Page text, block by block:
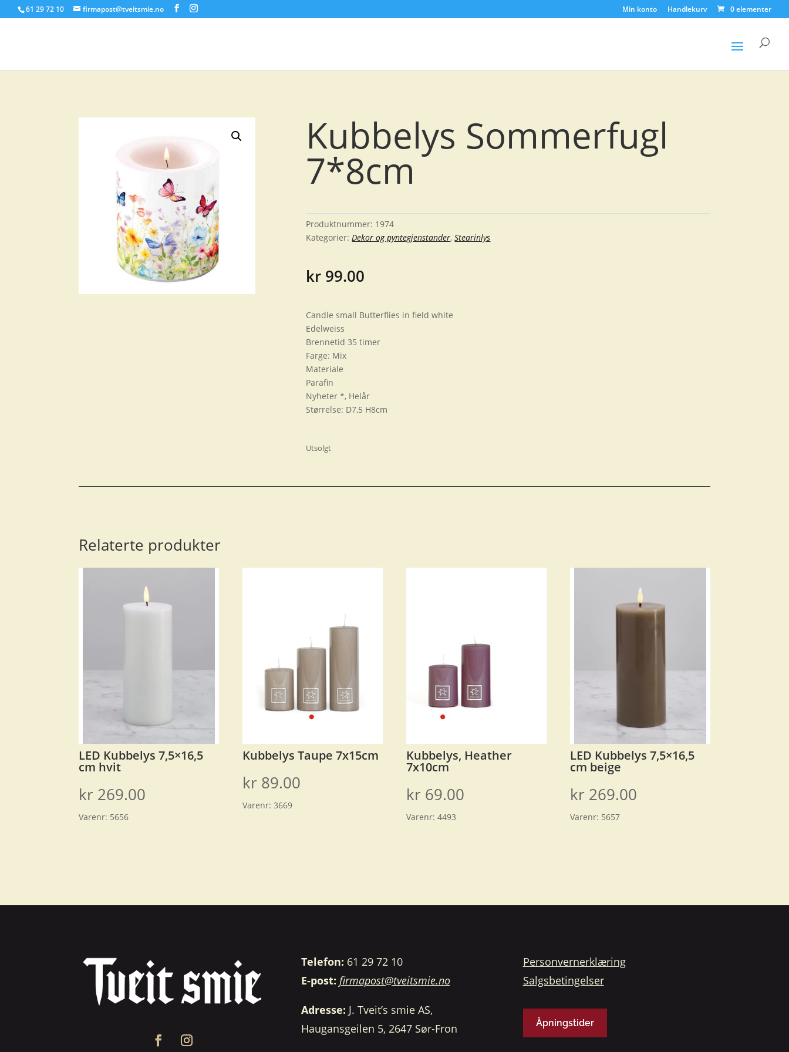
61 29 72 10 firmapost@tveitsmie.no Min konto Handlekurv 0 elementer
Products
Kubbelys Sommerfugl
7*8cm
Produktnummer: 1974
Kategorier: Dekor og pyntegjenstander,Stearinlys
kr 99.00
Candle small Butterflies in field white
Edelweiss
Brennetid 35 timer
Farge: Mix
Materiale
Parafin
Nyheter *, Helår
Størrelse: D7,5 H8cm
Utsolgt
Relaterte produkter
LED Kubbelys 7,5×16,5
cm hvit
kr 269.00
Varenr: 5656
Kubbelys Taupe 7x15cm
kr 89.00
Varenr:3669
Kubbelys, Heather
7x10cm
kr 69.00
Varenr:4493
LED Kubbelys 7,5×16,5
cm beige
kr 269.00
Varenr: 5657
Telefon: 61 29 72 10
E-post: firmapost@tveitsmie.no
Adresse: J. Tveit’s smie AS,
Haugansgeilen 5, 2647 Sør-Fron
Personvernerklæring
Salgsbetingelser
Åpningstider